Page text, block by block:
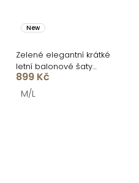
New
Zelené elegantní krátké
letní balonové šaty
LEONYA
899 Kč
M/L